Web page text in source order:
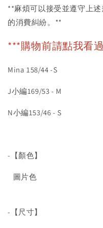
**麻煩可以接受並遵守上
的消費糾紛。**
***購物前請點我看
Mina 158/44 -S
J小編169/53 - M
N小編153/46 - S
-【顏色】
圖片色
-【尺寸】